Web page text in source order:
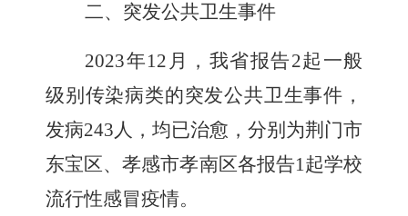
二、突发公共卫生事件
2023年12月，我省报告2起一般
级别传染病类的突发公共卫生事件，
发病243人，均已治愈，分别为荆门市
东宝区、孝感市孝南区各报告1起学校
流行性感冒疫情。